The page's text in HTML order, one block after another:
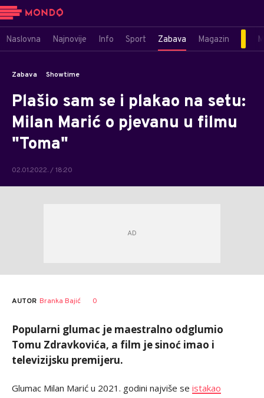
Naslovna Najnovije Info Sport Zabava Magazin
Zabava Showtime
Plašio sam se i plakao na setu:
Milan Marić o pjevanu u filmu
"Toma"
02.01.2022. / 18:20
AUTOR Branka Bajić 0
Popularni glumac je maestralno odglumio
Tomu Zdravkovića, a film je sinoć imao i
televizijsku premijeru.
Glumac Milan Marić u 2021. godini najviše se istakao